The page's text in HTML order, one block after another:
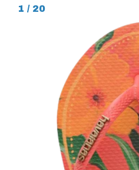
1 / 20